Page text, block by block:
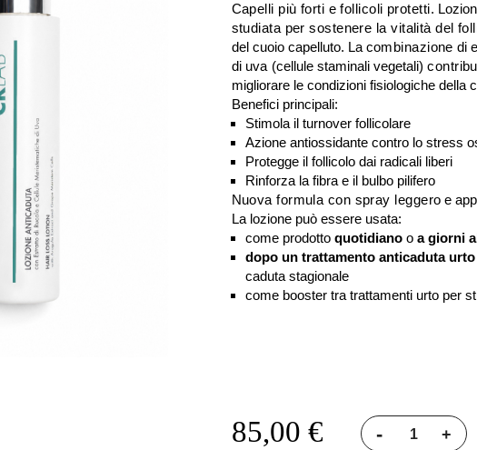
Capelli più forti e follicoli protetti.
studiata per sostenere la vitalità del
del cuoio capelluto. La combinazionedi
di uva (cellule staminali vegetali)
migliorare le condizioni fisiologiche della
Benefici principali:
Stimola il turnover follicolare
Azione antiossidante contro lo stress
Protegge il follicolo dai radicali liberi
Rinforza la fibra e il bulbo pilifero
Nuova formula con spray leggero e
La lozione può essere usata:
come prodotto quotidiano o a giorni
dopo un trattamento anticaduta urto
caduta stagionale
come booster tra trattamenti urto per
85,00 € - +